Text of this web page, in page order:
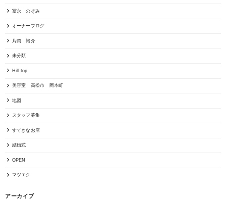
冨永 のぞみ
オーナーブログ
片岡 裕介
未分類
Hill top
美容室 高松市 岡本町
地図
スタッフ募集
すてきなお店
結婚式
OPEN
マツエク
アーカイブ